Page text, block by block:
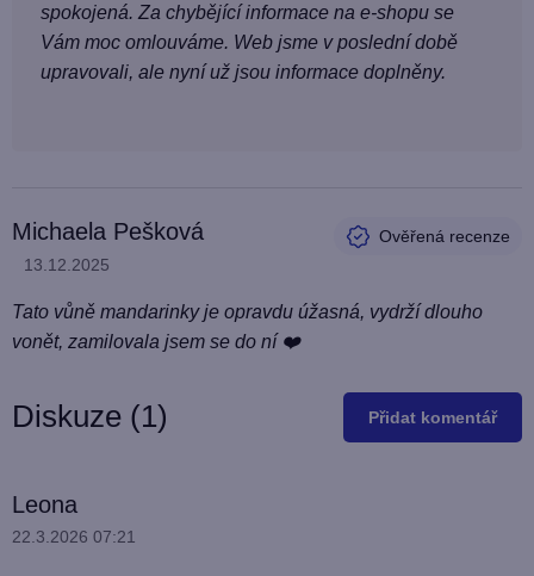
spokojená. Za chybějící informace na e-shopu se
Vám moc omlouváme. Web jsme v poslední době
upravovali, ale nyní už jsou informace doplněny.
Michaela Pešková
Hodnocení produktu je 5 z 5 hvězdiček.
13.12.2025
Tato vůně mandarinky je opravdu úžasná, vydrží dlouho
vonět, zamilovala jsem se do ní ❤️
Diskuze (1) Přidat komentář
V
ý
Leona
22.3.2026 07:21